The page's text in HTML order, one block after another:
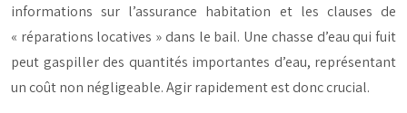
informations sur l’assurance habitation et les clauses de
« réparations locatives » dans le bail. Une chasse d’eau qui fuit
peut gaspiller des quantités importantes d’eau, représentant
un coût non négligeable. Agir rapidement est donc crucial.